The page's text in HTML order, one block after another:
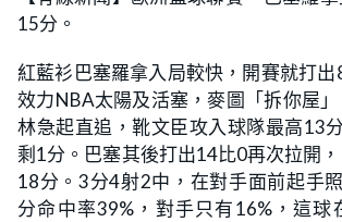
15分。
紅藍衫巴塞羅拿入局較快，開賽就打
效力NBA太陽及活塞，麥圖「拆你屋
林急起直追，靴文臣攻入球隊最高13
剩1分。巴塞其後打出14比0再次拉開
18分。3分4射2中，在對手面前起手
分命中率39%，對手只有16%，這球